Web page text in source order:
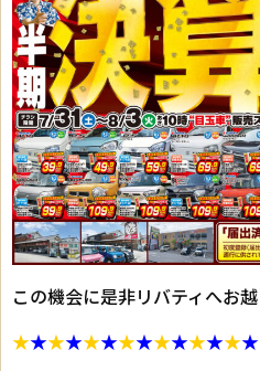
この機会に是非リバティへお
★★★★★★★★★★★★★★